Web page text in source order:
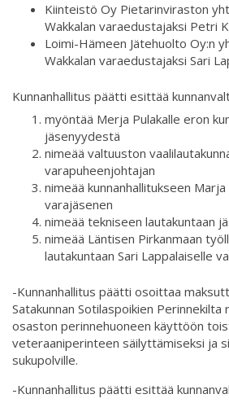
Kiinteistö Oy Pietarinviraston
Wakkalan varaedustajaksi Petri
Loimi-Hämeen Jätehuolto Oy:n
Wakkalan varaedustajaksi Sari
Kunnanhallitus päätti esittää
myöntää Merja Pulakalle eron
jäsenyydestä
nimeää valtuuston
varapuheenjohtajan
nimeää kunnanhallitukseen Marja
varajäsenen
nimeää tekniseen lautakuntaan
nimeää Läntisen Pirkanmaan
lautakuntaan Sari Lappalaiselle
-Kunnanhallitus päätti osoittaa
Satakunnan Sotilaspoikien Perinnekilta
osaston perinnehuoneen käyttöön
veteraaniperinteen säilyttämiseksi ja
sukupolville.
-Kunnanhallitus päätti esittää